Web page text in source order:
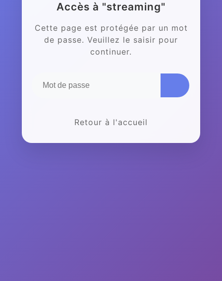
Accès à "streaming"
Cette page est protégée par un mot
de passe. Veuillez le saisir pour
continuer.
Retour à l'accueil